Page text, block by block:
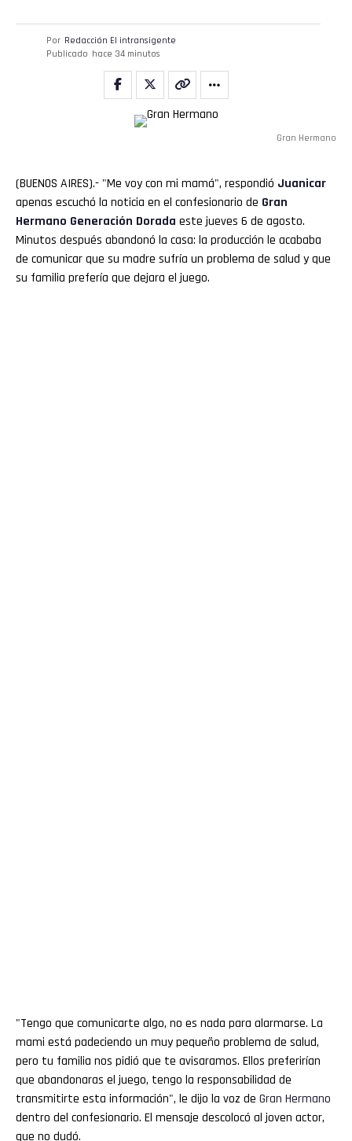
Por Redacción El intransigente
Publicado hace 34 minutos
Gran Hermano
(BUENOS AIRES).- "Me voy con mi mamá", respondió Juanicar
apenas escuchó la noticia en el confesionario de Gran
Hermano Generación Dorada este jueves 6 de agosto.
Minutos después abandonó la casa: la producción le acababa
de comunicar que su madre sufría un problema de salud y que
su familia prefería que dejara el juego.
"Tengo que comunicarte algo, no es nada para alarmarse. La
mami está padeciendo un muy pequeño problema de salud,
pero tu familia nos pidió que te avisaramos. Ellos preferirían
que abandonaras el juego, tengo la responsabilidad de
transmitirte esta información", le dijo la voz de Gran Hermano
dentro del confesionario. El mensaje descolocó al joven actor,
que no dudó.